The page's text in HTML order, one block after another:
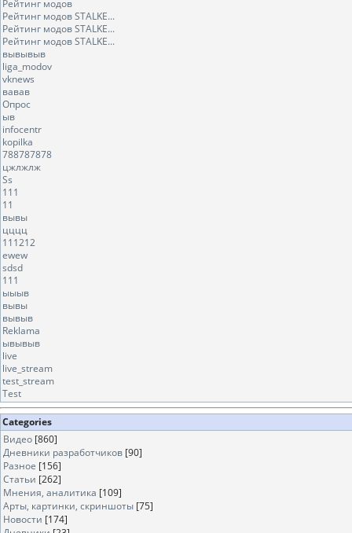
Рейтинг модов
Рейтинг модов STALKE...
Рейтинг модов STALKE...
Рейтинг модов STALKE...
вывывыв
liga_modov
vknews
вавав
Опрос
ыв
infocentr
kopilka
788787878
цжлжлж
Ss
111
11
вывы
цццц
111212
ewew
sdsd
111
ыыыв
вывы
вывыв
Reklama
ывывыв
live
live_stream
test_stream
Test
Categories
Видео [860]
Дневники разработчиков [90]
Разное [156]
Статьи [262]
Мнения, аналитика [109]
Арты, картинки, скриншоты [75]
Новости [174]